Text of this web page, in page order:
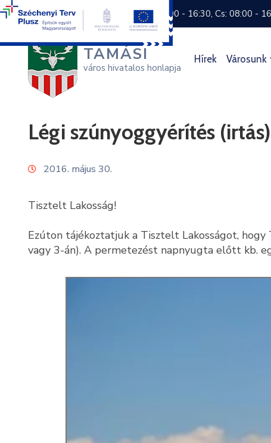
+36 74 570 800 H: 8:00 - 16:30, Cs: 08:00 -
TAMÁSI
város hivatalos honlapja
Hírek Városunk
Légi szúnyoggyérítés (irtás)
2016. május 30.
Tisztelt Lakosság!
Ezúton tájékoztatjuk a Tisztelt Lakosságot,
vagy 3-án). A permetezést napnyugta előtt kb.